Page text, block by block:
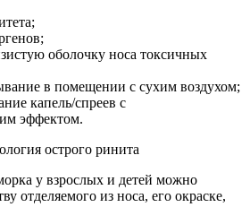
оболочку носа токсичных
в помещении с сухим воздухом;
капель/спреев с
эффектом.
у взрослых и детей можно
отделяемого из носа, его окраске,